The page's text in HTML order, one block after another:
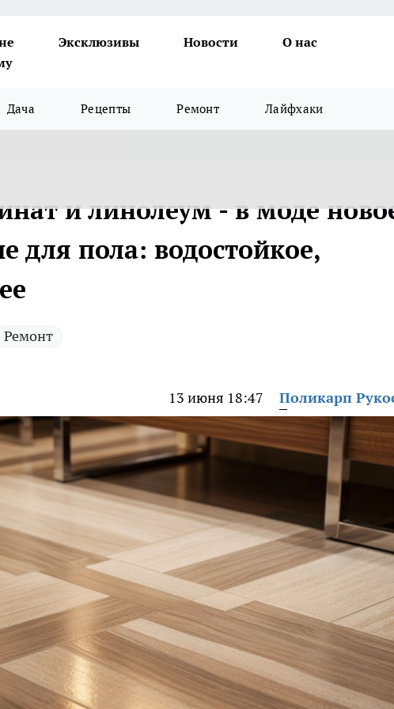
Эксклюзивы Новости
О нас
Дача Рецепты Ремонт Лайфхаки
и линолеум - в моде
для пола: водостойкое,
Ремонт
13 июня 18:47 Поликарп